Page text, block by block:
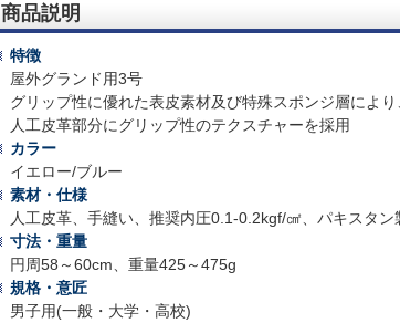
商品説明
特徴
屋外グランド用3号
グリップ性に優れた表皮素材及び特殊スポンジ層によ
人工皮革部分にグリップ性のテクスチャーを採用
カラー
イエロー/ブルー
素材・仕様
人工皮革、手縫い、推奨内圧0.1-0.2kgf/㎠、パキスタン
寸法・重量
円周58～60cm、重量425～475g
規格・意匠
男子用(一般・大学・高校)